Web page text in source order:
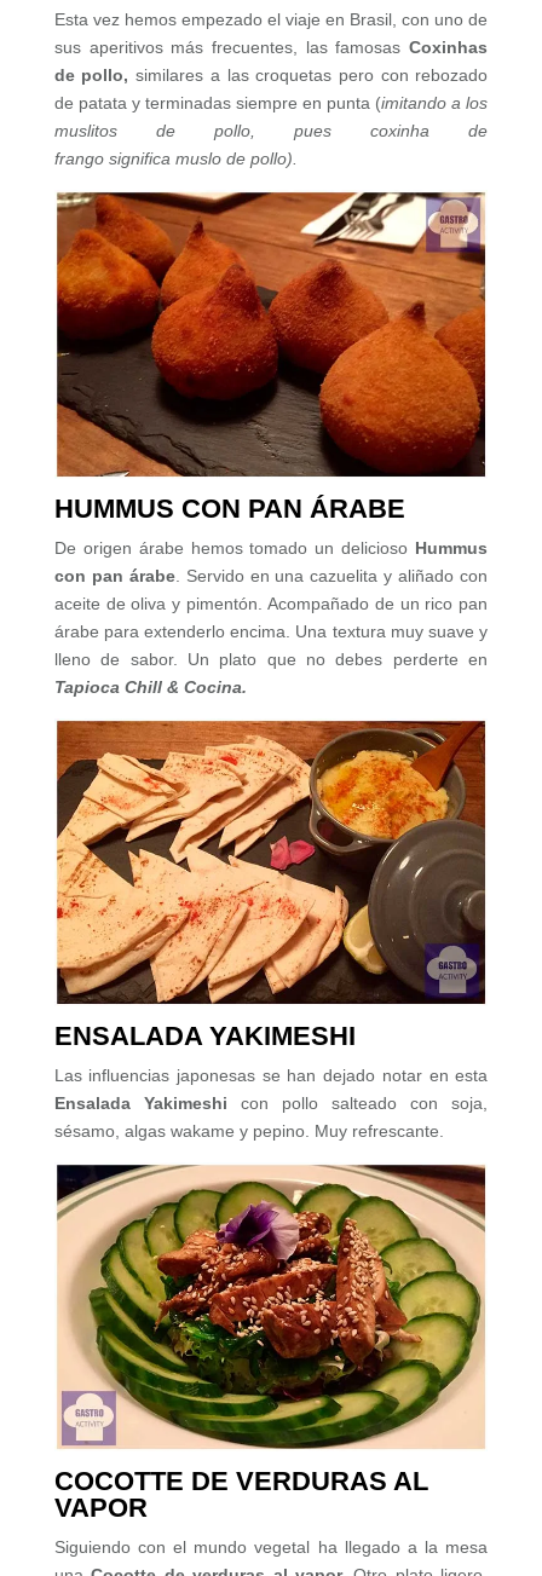
Esta vez hemos empezado el viaje en Brasil, con uno de
sus aperitivos más frecuentes, las famosasCoxinhas
de pollo,similares a las croquetas pero con rebozado
de patata y terminadas siempre en punta (imitando a los
muslitos de pollo, pues coxinha de
frango significa muslo de pollo).
HUMMUS CON PAN ÁRABE
De origen árabe hemos tomado un delicioso Hummus
con pan árabe. Servido en una cazuelita y aliñado con
aceite de oliva y pimentón. Acompañado de un rico pan
árabe para extenderlo encima. Una textura muy suave y
lleno de sabor. Un plato que no debes perderte en
Tapioca Chill & Cocina.
ENSALADA YAKIMESHI
Las influencias japonesas se han dejado notar en esta
Ensalada Yakimeshi con pollo salteado con soja,
sésamo, algas wakame y pepino. Muy refrescante.
COCOTTE DE VERDURAS AL
VAPOR
Siguiendo con el mundo vegetal ha llegado a la mesa